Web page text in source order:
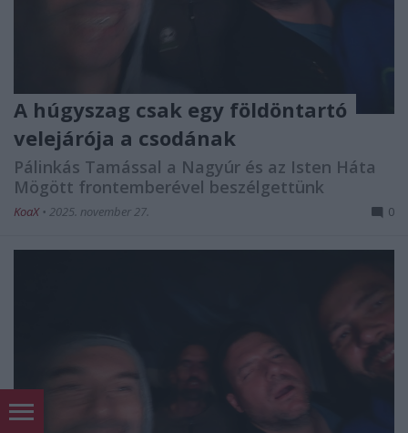
A húgyszag csak egy földöntartó
velejárója a csodának
Pálinkás Tamással a Nagyúr és az Isten Háta
Mögött frontemberével beszélgettünk
KoaX • 2025. november 27. 0